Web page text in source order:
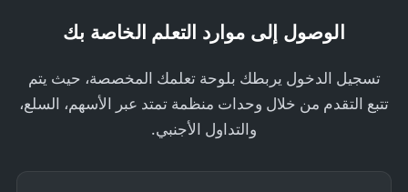
1
الوصول إلى موارد التعلم الخاصة بك
تسجيل الدخول يربطك بلوحة تعلمك المخصصة، حيث يتم
تتبع التقدم من خلال وحدات منظمة تمتد عبر الأسهم، السلع،
والتداول الأجنبي.